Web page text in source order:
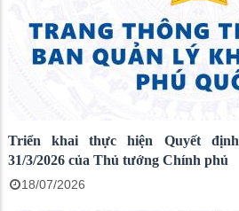
Triển khai thực hiện Quyết
31/3/2026 của Thủ tướng Chính phủ
18/07/2026